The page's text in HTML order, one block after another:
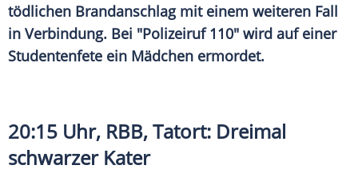
tödlichen Brandanschlag mit einem weiteren Fall
in Verbindung. Bei "Polizeiruf 110" wird auf einer
Studentenfete ein Mädchen ermordet.
20:15 Uhr, RBB, Tatort: Dreimal
schwarzer Kater